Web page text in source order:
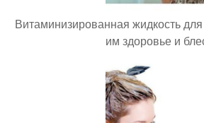
Витаминизированная жидкость
им здоровье и